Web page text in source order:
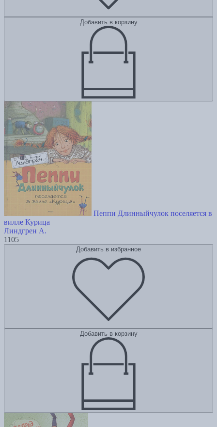
Добавить в корзину
Пеппи Длинныйчулок поселяется в
вилле Курица
Линдгрен А.
1105
Добавить в избранное
Добавить в корзину